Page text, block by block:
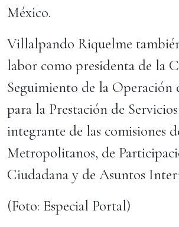
México.
Villalpando Riquelme
labor como presidenta de la
Seguimiento de la Operación
para la Prestación de
integrante de las comisiones
Metropolitanos, de
Ciudadana y de Asuntos
(Foto: Especial Portal)